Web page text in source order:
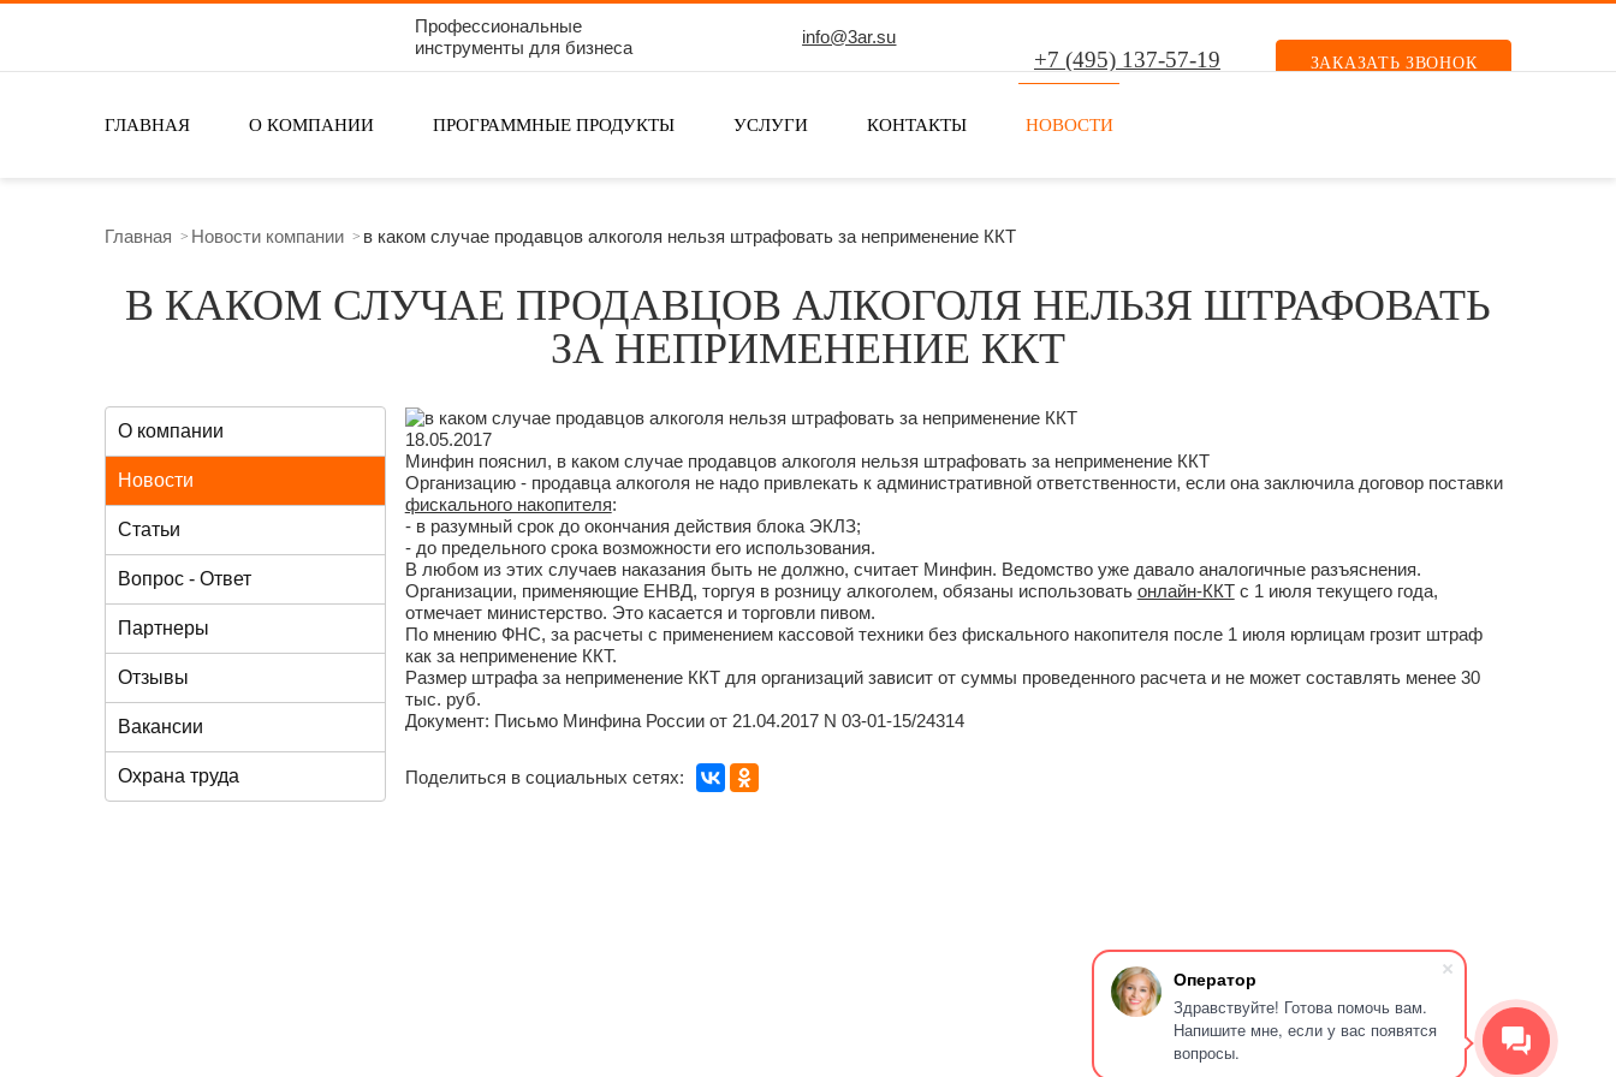
Оператор
Здравствуйте! Готова помочь вам.
Напишите мне, если у вас появятся
вопросы.
Профессиональные
инструменты для бизнеса
info@3ar.su
+7 (495) 137-57-19 ЗАКАЗАТЬ ЗВОНОК
ГЛАВНАЯ О КОМПАНИИ ПРОГРАММНЫЕ ПРОДУКТЫ УСЛУГИ КОНТАКТЫ НОВОСТИ
ПОИСК ПО САЙТУ
Главная Новости компании в каком случае продавцов алкоголя нельзя штрафовать за неприменение ККТ
В КАКОМ СЛУЧАЕ ПРОДАВЦОВ АЛКОГОЛЯ НЕЛЬЗЯ ШТРАФОВАТЬ
ЗА НЕПРИМЕНЕНИЕ ККТ
О компании
Новости
Статьи
Вопрос - Ответ
Партнеры
Отзывы
Вакансии
Охрана труда
18.05.2017
Минфин пояснил, в каком случае продавцов алкоголя нельзя штрафовать за неприменение ККТ
Организацию - продавца алкоголя не надо привлекать к административной ответственности, если она заключила договор поставки
фискального накопителя:
- в разумный срок до окончания действия блока ЭКЛЗ;
- до предельного срока возможности его использования.
В любом из этих случаев наказания быть не должно, считает Минфин. Ведомство уже давало аналогичные разъяснения.
Организации, применяющие ЕНВД, торгуя в розницу алкоголем, обязаны использовать онлайн-ККТс 1 июля текущего года,
отмечает министерство. Это касается и торговли пивом.
По мнению ФНС, за расчеты с применением кассовой техники без фискального накопителя после 1 июля юрлицам грозит штраф
как за неприменение ККТ.
Размер штрафа за неприменение ККТ для организаций зависит от суммы проведенного расчета и не может составлять менее 30
тыс. руб.
Документ: Письмо Минфина России от 21.04.2017 N 03-01-15/24314
Поделиться в социальных сетях: